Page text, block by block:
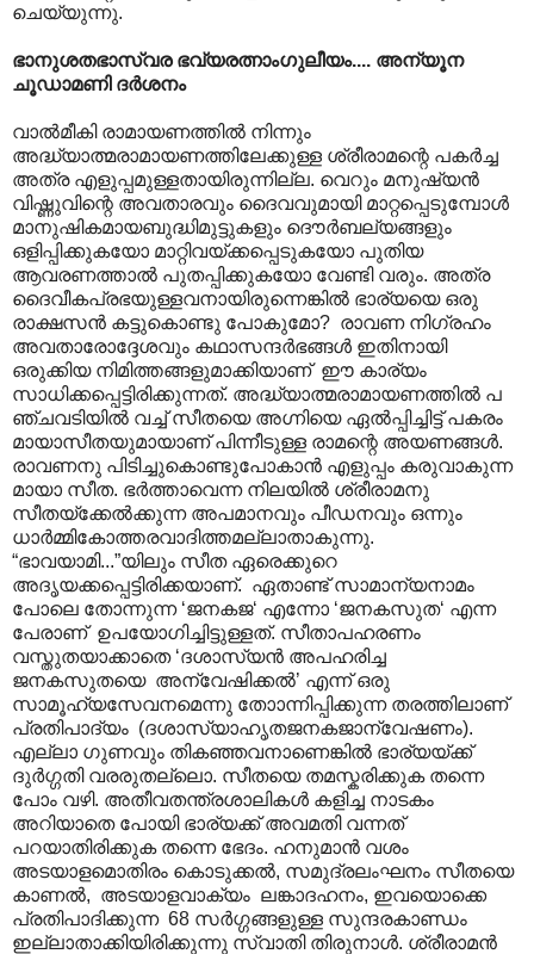
ചെയ്യുന്നു.
ഭാനുശതഭാസ്വര ഭവ്യരത്നാംഗുലീയം.... അന്യൂന
ചൂഡാമണി ദർശനം
വാൽമീകി രാമായണത്തിൽ നിന്നും
അദ്ധ്യാത്മരാമായണത്തിലേക്കുള്ള ശ്രീരാമന്റെ പകർച്ച
അത്ര എളുപ്പമുള്ളതായിരുന്നില്ല. വെറും മനുഷ്യൻ
വിഷ്ണുവിന്റെ അവതാരവും ദൈവവുമായി മാറ്റപ്പെടുമ്പോൾ
മാനുഷികമായബുദ്ധിമുട്ടുകളും ദൌർബല്യങ്ങളും
ഒളിപ്പിക്കുകയോ മാറ്റിവയ്ക്കപ്പെടുകയോ പുതിയ
ആവരണത്താൽ പുതപ്പിക്കുകയോ വേണ്ടി വരും. അത്ര
ദൈവീകപ്രഭയുള്ളവനായിരുന്നെങ്കിൽ ഭാര്യയെ ഒരു
രാക്ഷസൻ കട്ടുകൊണ്ടു പോകുമോ? രാവണ നിഗ്രഹം
അവതാരോദ്ദേശവും കഥാസന്ദർഭങ്ങൾ ഇതിനായി
ഒരുക്കിയ നിമിത്തങ്ങളുമാക്കിയാണ് ഈ കാ‍ര്യം
സാധിക്കപ്പെട്ടിരിക്കുന്നത്. അദ്ധ്യാത്മരാമായണത്തിൽ പ
ഞ്ചവടിയിൽ വച്ച് സീതയെ അഗ്നിയെ ഏൽ‌പ്പിച്ചിട്ട് പകരം
മായാസീതയുമായാണ് പിന്നീടുള്ള രാമന്റെ അയണങ്ങൾ.
രാവണനു പിടിച്ചുകൊണ്ടുപോകാൻ എളുപ്പം കരുവാകുന്ന
മായാ സീത. ഭർത്താവെന്ന നിലയിൽ ശ്രീരാമനു
സീതയ്ക്കേൽക്കുന്ന അപമാനവും പീഡനവും ഒന്നും
ധാർമ്മികോത്തരവാദിത്തമല്ലാതാകുന്നു.
“ഭാവയാമി...”യിലും സീത ഏരെക്കുറെ
അദൃയക്കപ്പെട്ടിരിക്കയാണ്. ഏതാണ്ട് സാമാന്യനാമം
പോലെ തോന്നുന്ന ‘ജനകജ‘ എന്നോ ‘ജനകസുത‘ എന്ന
പേരാണ് ഉപയോഗിച്ചിട്ടുള്ളത്. സീതാപഹരണം
വസ്തുതയാക്കാതെ ‘ദശാസ്യൻ അപഹരിച്ച
ജനകസുതയെ അന്വേഷിക്കൽ’ എന്ന് ഒരു
സാമൂഹ്യസേവനമെന്നു തോ‍ാന്നിപ്പിക്കുന്ന തരത്തിലാണ്
പ്രതിപാദ്യം (ദശാസ്യാഹൃതജനകജാന്വേഷണം).
എല്ലാ ഗുണവും തികഞ്ഞവനാണെങ്കിൽ ഭാര്യയ്ക്ക്
ദുർഗ്ഗതി വരരുതല്ലൊ. സീതയെ തമസ്കരിക്കുക തന്നെ
പോം വഴി. അതീവതന്ത്രശാലികൾ കളിച്ച നാടകം
അറിയാതെ പോയി ഭാര്യക്ക് അവമതി വന്നത്
പറയാതിരിക്കുക തന്നെ ഭേദം. ഹനുമാൻ വശം
അടയാളമൊതിരം കൊടുക്കൽ, സമുദ്രലംഘനം സീതയെ
കാണൽ, അടയാളവാക്യം ലങ്കാദഹനം, ഇവയൊക്കെ
പ്രതിപാദിക്കുന്ന 68 സർഗ്ഗങ്ങളുള്ള സുന്ദരകാണ്ഡം
ഇല്ലാതാക്കിയിരിക്കുന്നു സ്വാതി തിരുനാൾ. ശ്രീരാമൻ